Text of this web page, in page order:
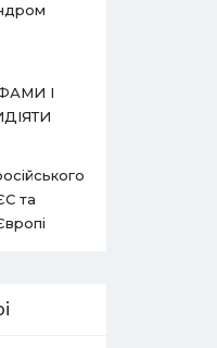
І
та